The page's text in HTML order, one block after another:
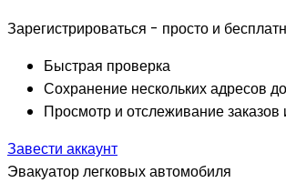
Зарегистрироваться - просто и
Быстрая проверка
Сохранение нескольких адресов
Просмотр и отслеживание заказов
Завести аккаунт
Эвакуатор легковых автомобиля